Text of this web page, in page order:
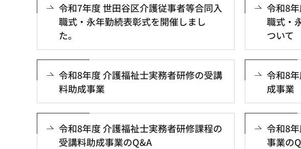
令和7年度 世田谷区介護従事者等合同入
職式・永年勤続表彰式を開催しまし
た。
令和8
職式・
ついて
令和8年度 介護福祉士実務者研修の受講
料助成事業
令和8
成事業
令和8年度 介護福祉士実務者研修課程の
受講料助成事業のQ&A
令和8
事業の